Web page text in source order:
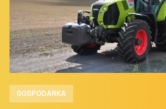
GOSPODARKA